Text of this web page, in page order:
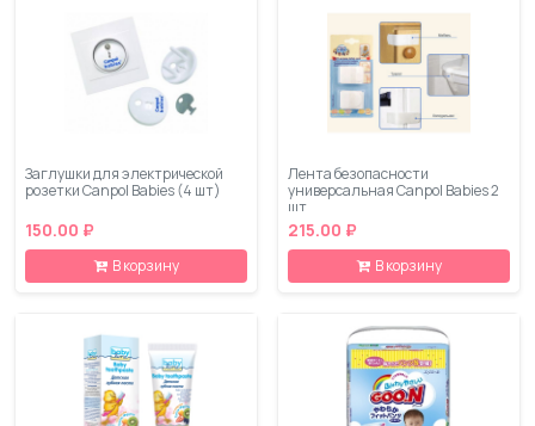
Заглушки для электрической
розетки Canpol Babies (4 шт)
150.00 ₽
В корзину
Лента безопасности
универсальная Canpol Babies 2
шт.
215.00 ₽
В корзину